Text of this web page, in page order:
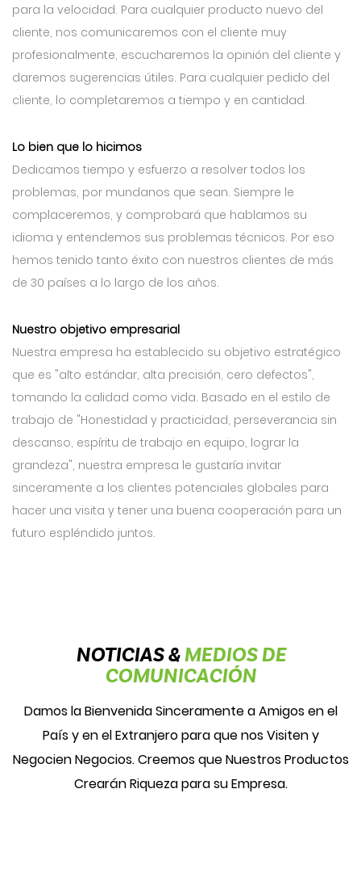
para la velocidad. Para cualquier producto nuevo del
cliente, nos comunicaremos con el cliente muy
profesionalmente, escucharemos la opinión del cliente y
daremos sugerencias útiles. Para cualquier pedido del
cliente, lo completaremos a tiempo y en cantidad.
Lo bien que lo hicimos
Dedicamos tiempo y esfuerzo a resolver todos los
problemas, por mundanos que sean. Siempre le
complaceremos, y comprobará que hablamos su
idioma y entendemos sus problemas técnicos. Por eso
hemos tenido tanto éxito con nuestros clientes de más
de 30 países a lo largo de los años.
Nuestro objetivo empresarial
Nuestra empresa ha establecido su objetivo estratégico
que es "alto estándar, alta precisión, cero defectos",
tomando la calidad como vida. Basado en el estilo de
trabajo de "Honestidad y practicidad, perseverancia sin
descanso, espíritu de trabajo en equipo, lograr la
grandeza", nuestra empresa le gustaría invitar
sinceramente a los clientes potenciales globales para
hacer una visita y tener una buena cooperación para un
futuro espléndido juntos.
NOTICIAS &MEDIOS DE
COMUNICACIÓN
Damos la Bienvenida Sinceramente a Amigos en el
País y en el Extranjero para que nos Visiten y
Negocien Negocios. Creemos que Nuestros Productos
Crearán Riqueza para su Empresa.